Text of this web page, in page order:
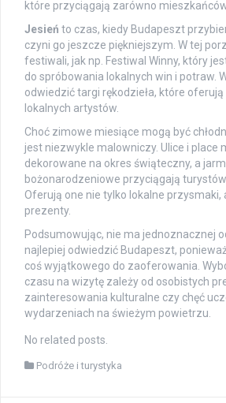
które przyciągają zarówno
Jesień to czas, kiedy Budapeszt
czyni go jeszcze piękniejszym. W tej
festiwali, jak np. Festiwal Winny, który
do spróbowania lokalnych win i potraw.
odwiedzić targi rękodzieła, które
lokalnych artystów.
Choć zimowe miesiące mogą być
jest niezwykle malowniczy. Ulice i place
dekorowane na okres świąteczny, a
bożonarodzeniowe przyciągają
Oferują one nie tylko lokalne przysmaki,
prezenty.
Podsumowując, nie ma jednoznacznej
najlepiej odwiedzić Budapeszt,
coś wyjątkowego do zaoferowania.
czasu na wizytę zależy od osobistych
zainteresowania kulturalne czy chęć
wydarzeniach na świeżym powietrzu.
No related posts.
Podróże i turystyka